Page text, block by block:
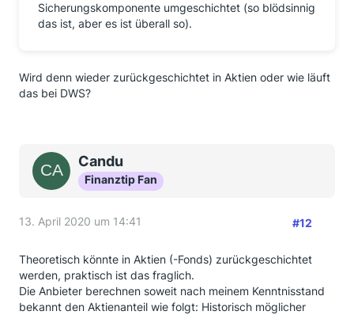
Sicherungskomponente umgeschichtet (so blödsinnig
das ist, aber es ist überall so).
Wird denn wieder zurückgeschichtet in Aktien oder wie läuft
das bei DWS?
Candu
Finanztip Fan
13. April 2020 um 14:41 #12
Theoretisch könnte in Aktien (-Fonds) zurückgeschichtet
werden, praktisch ist das fraglich.
Die Anbieter berechnen soweit nach meinem Kenntnisstand
bekannt den Aktienanteil wie folgt: Historisch möglicher